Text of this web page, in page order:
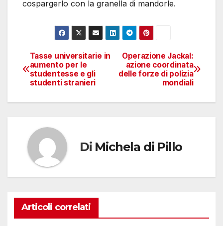
cospargerlo con la granella di mandorle.
Navigazione
articoli
Operazione Jackal:
azione coordinata
delle forze di polizia
mondiali
Tasse universitarie in
aumento per le
studentesse e gli
studenti stranieri
Di Michela di Pillo
Articoli correlati